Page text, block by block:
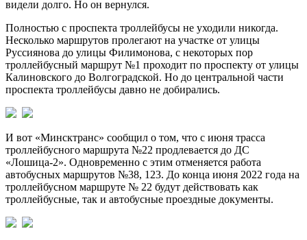
видели долго. Но он вернулся.
Полностью с проспекта троллейбусы не уходили никогда.
Несколько маршрутов пролегают на участке от улицы
Руссиянова до улицы Филимонова, с некоторых пор
троллейбусный маршрут №1 проходит по проспекту от улицы
Калиновского до Волгоградской. Но до центральной части
проспекта троллейбусы давно не добирались.
И вот «Минсктранс» сообщил о том, что с июня трасса
троллейбусного маршрута №22 продлевается до ДС
«Лошица-2». Одновременно с этим отменяется работа
автобусных маршрутов №38, 123. До конца июня 2022 года на
троллейбусном маршруте № 22 будут действовать как
троллейбусные, так и автобусные проездные документы.